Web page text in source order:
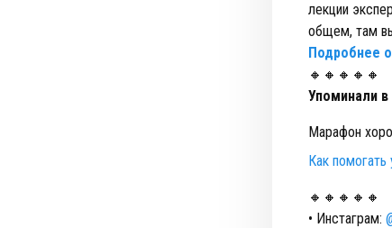
лекции
общем, там
Подробнее
🔸🔸🔸🔸🔸
Упоминали в
Марафон
Как
🔸🔸🔸🔸🔸
• Инстаграм: